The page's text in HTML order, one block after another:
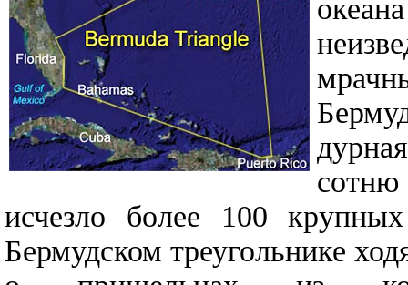
исчезло более 100
Бермудском треугольнике